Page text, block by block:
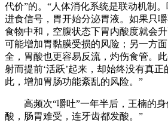
代价”的。“人体消化系统是联动机制
进食信号，胃开始分泌胃液。如果只
食物中和，空腹状态下胃内酸度就会
可能增加胃黏膜受损的风险；另一方
全，胃酸也更容易反流，灼伤食管。
射而提前‘活跃’起来，却始终没有真
此，增加胃肠功能紊乱的风险。”
高频次“嚼吐”一年半后，王楠的身
酸，肠胃难受，连牙齿都发酸。”